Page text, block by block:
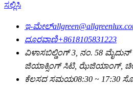
ಸಲ್ಲಿಸಿ
ಇ-ಮೇಲ್
ದೂರವಾಣಿ+8618105831223
ವಿಳಾಸಬಿಲ್ಡಿಂಗ್ 3, ನಂ. 58
ಜಿಯಾಕ್ಸಿಂಗ್ ಸಿಟಿ, ಝೆಜಿಯಾಂಗ್,
ಕೆಲಸದ ಸಮಯ08:30 ~ 17:30